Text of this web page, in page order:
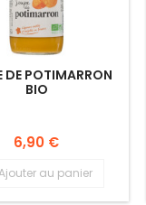
DE POTIMARRON
BIO
6,90 €
au panier